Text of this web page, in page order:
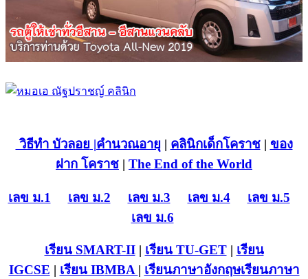
วิธีทำ บัวลอย |คำนวณอายุ | คลินิกเด็กโคราช| ของ
ฝาก โคราช | The End of the World
เลข ม.1 เลข ม.2 เลข ม.3 เลข ม.4
เลข ม.5
เลข ม.6
เรียน SMART-II| เรียน TU-GET| เรียน
IGCSE | เรียน IBMBA | เรียนภาษาอังกฤษเรียนภาษา